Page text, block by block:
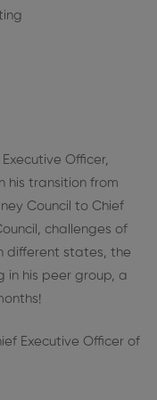
Officer,
his transition from
Council to Chief
challenges of
different states, the
in his peer group, a
Executive Officer of